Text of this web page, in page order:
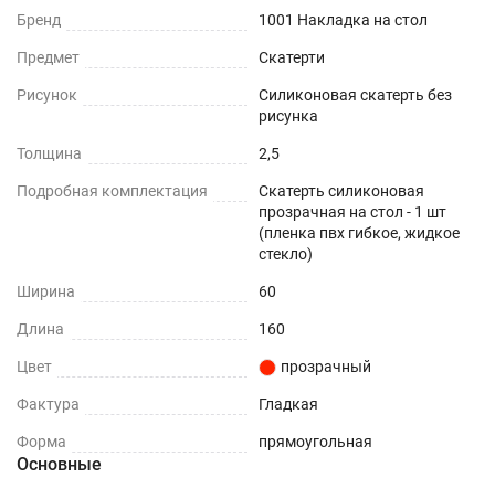
Не нужно клеить
Прочность и износостойкость
Защита поверхностей от механических
повреждений – сколы, вмятины, царапины.
Влагостойкость
Защита поверхности вашего стола от воды и
пролитых жидкостей.
ПОДХОДИТ ДЛЯ ЛЮБОГО ИНТЕРЬЕРА
Бренд 1001 Накладка на стол
Предмет Скатерти
Рисунок
Силиконовая скатерть без
рисунка
Толщина 2,5
Подробная комплектация
Скатерть силиконовая
прозрачная на стол - 1 шт
(пленка пвх гибкое, жидкое
стекло)
Ширина 60
Длина 160
Цвет прозрачный
Фактура Гладкая
Форма прямоугольная
Основные